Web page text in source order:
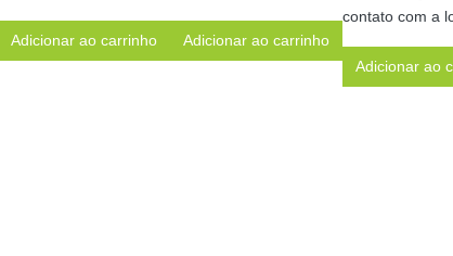
Adicionar ao carrinho Adicionar ao carrinho
contato com a
Adicionar ao